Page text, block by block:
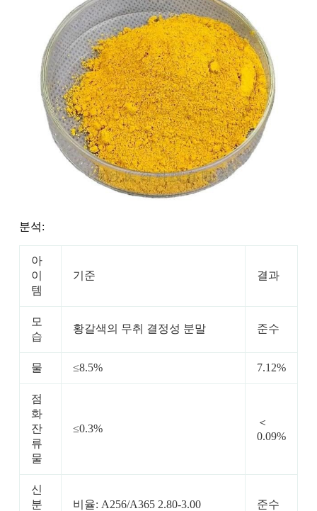
분석:
아
이
템
기준 결과
모
습
황갈색의 무취 결정성 분말 준수
물 ≤8.5% 7.12%
점
화
잔
류
물
≤0.3%
＜
0.09%
신
분
비율: A256/A365 2.80-3.00 준수